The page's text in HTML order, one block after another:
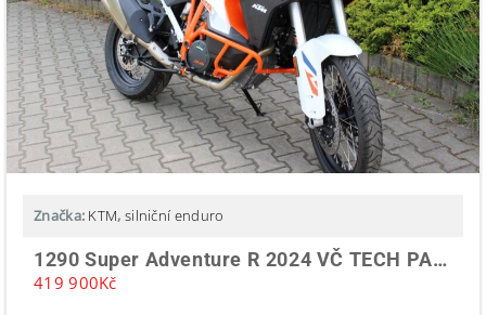
Značka: KTM, silniční enduro
1290 Super Adventure R 2024 VČ TECH PACKU
419 900Kč